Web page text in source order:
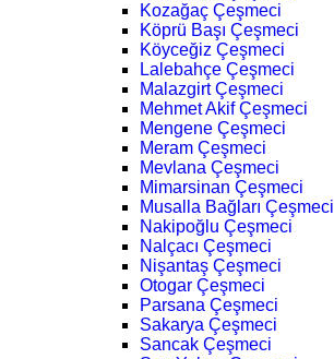
Kozağaç Çeşmeci
Köprü Başı Çeşmeci
Köyceğiz Çeşmeci
Lalebahçe Çeşmeci
Malazgirt Çeşmeci
Mehmet Akif Çeşmeci
Mengene Çeşmeci
Meram Çeşmeci
Mevlana Çeşmeci
Mimarsinan Çeşmeci
Musalla Bağları Çeşmeci
Nakipoğlu Çeşmeci
Nalçacı Çeşmeci
Nişantaş Çeşmeci
Otogar Çeşmeci
Parsana Çeşmeci
Sakarya Çeşmeci
Sancak Çeşmeci